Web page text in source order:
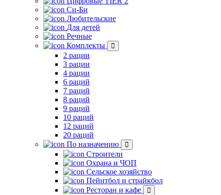
Си-Би
Любительские
Для детей
Речные
Комплекты
2 рации
3 рации
4 рации
6 раций
7 раций
8 раций
9 раций
10 раций
12 раций
20 раций
По назначению
Строители
Охрана и ЧОП
Сельское хозяйство
Пейнтбол и страйкбол
Ресторан и кафе